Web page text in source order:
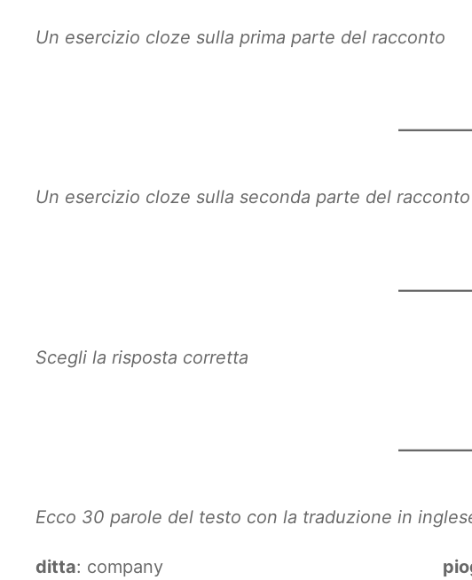
Un esercizio cloze sulla prima parte del racconto
Un esercizio cloze sulla seconda parte del racconto
Scegli la risposta corretta
Ecco 30 parole del testo con la traduzione in
ditta: company